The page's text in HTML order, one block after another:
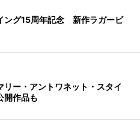
ング15周年記念 新作ラガービ
リー・アントワネット・スタイ
作品も